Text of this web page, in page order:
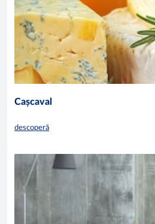
Cașcaval
descoperă